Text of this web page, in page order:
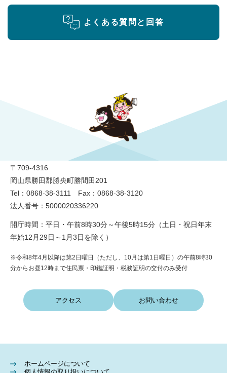
よくある質問と回答
〒709-4316
岡山県勝田郡勝央町勝間田201
Tel：0868-38-3111 Fax：0868-38-3120
法人番号：5000020336220
開庁時間：平日・午前8時30分～午後5時15分（土日・祝日年末
年始12月29日～1月3日を除く）
※令和8年4月以降は第2日曜日（ただし、10月は第1日曜日）の午前8時30
分からお昼12時まで住民票・印鑑証明・税務証明の交付のみ受付
アクセス お問い合わせ
ホームページについて